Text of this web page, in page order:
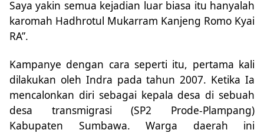
Saya yakin semua kejadian luar biasa itu hanyalah
karomah Hadhrotul Mukarram Kanjeng Romo Kyai
RA”.
Kampanye dengan cara seperti itu, pertama kali
dilakukan oleh Indra pada tahun 2007. Ketika Ia
mencalonkan diri sebagai kepala desa di sebuah
desa transmigrasi (SP2 Prode-Plampang)
Kabupaten Sumbawa. Warga daerah ini